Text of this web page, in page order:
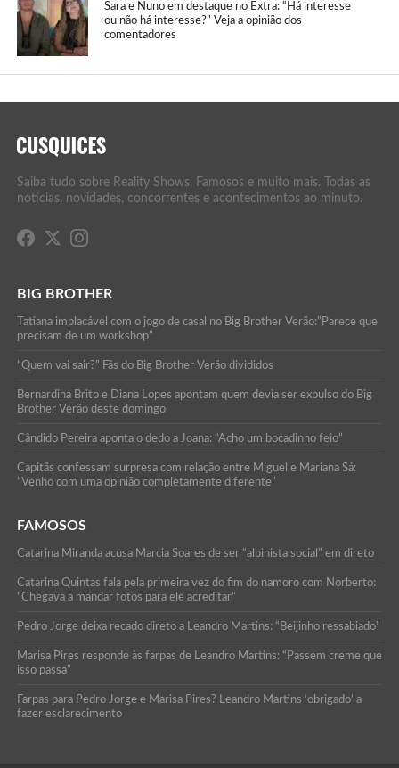
Sara e Nuno em destaque no Extra: “Há interesse
ou não há interesse?” Veja a opinião dos
comentadores
Saiba tudo sobre Reality Shows, Famosos e muito mais. Todas as
notícias, novidades, concorrentes e acontecimentos ao minuto.
BIG BROTHER
Tatiana implacável com o jogo de casal no Big Brother Verão:”Parece que
precisam de um workshop”
“Quem vai sair?” Fãs do Big Brother Verão divididos
Bernardina Brito e Diana Lopes apontam quem devia ser expulso do Big
Brother Verão deste domingo
Cândido Pereira aponta o dedo a Joana: “Acho um bocadinho feio”
Capitãs confessam surpresa com relação entre Miguel e Mariana Sá:
“Venho com uma opinião completamente diferente”
FAMOSOS
Catarina Miranda acusa Marcia Soares de ser “alpinista social” em direto
Catarina Quintas fala pela primeira vez do fim do namoro com Norberto:
“Chegava a mandar fotos para ele acreditar”
Pedro Jorge deixa recado direto a Leandro Martins: “Beijinho ressabiado”
Marisa Pires responde às farpas de Leandro Martins: “Passem creme que
isso passa”
Farpas para Pedro Jorge e Marisa Pires? Leandro Martins ‘obrigado’ a
fazer esclarecimento